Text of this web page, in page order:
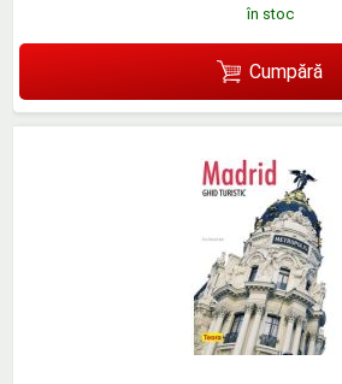
în stoc
Cumpără